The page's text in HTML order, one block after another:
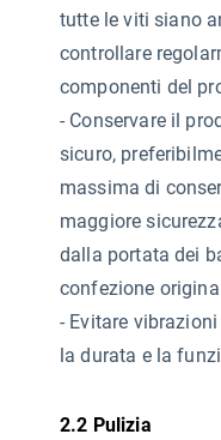
tutte le viti siano
controllare
componenti del
- Conservare il
sicuro,
massima di
maggiore
dalla portata dei
confezione
- Evitare
la durata e la
2.2 Pulizia